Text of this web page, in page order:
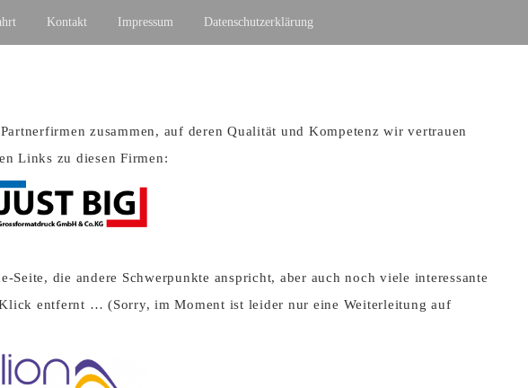
Kontakt Impressum Datenschutzerklärung
zusammen, auf deren Qualität und Kompetenz wir vertrauen
Links zu diesen Firmen:
die andere Schwerpunkte anspricht, aber auch noch viele interessante
entfernt … (Sorry, im Moment ist leider nur eine Weiterleitung auf